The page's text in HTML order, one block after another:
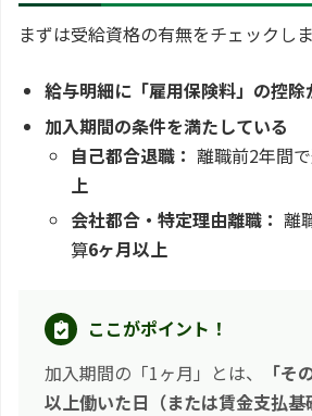
まずは受給資格の有無をチェックしま
給与明細に「雇用保険料」の控除
加入期間の条件を満たしている
自己都合退職： 離職前2年間
上
会社都合・特定理由離職： 離
算6ヶ月以上
ここがポイント！
加入期間の「1ヶ月」とは、
「そ
以上働いた日（または賃金支払基